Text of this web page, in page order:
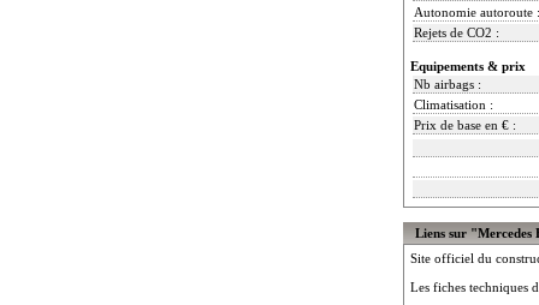
Autonomie autoroute :
Rejets de CO2 :
Equipements & prix
Nb airbags :
Climatisation :
Prix de base en € :
Liens sur "Mercedes
Site officiel du
Les fiches techniques